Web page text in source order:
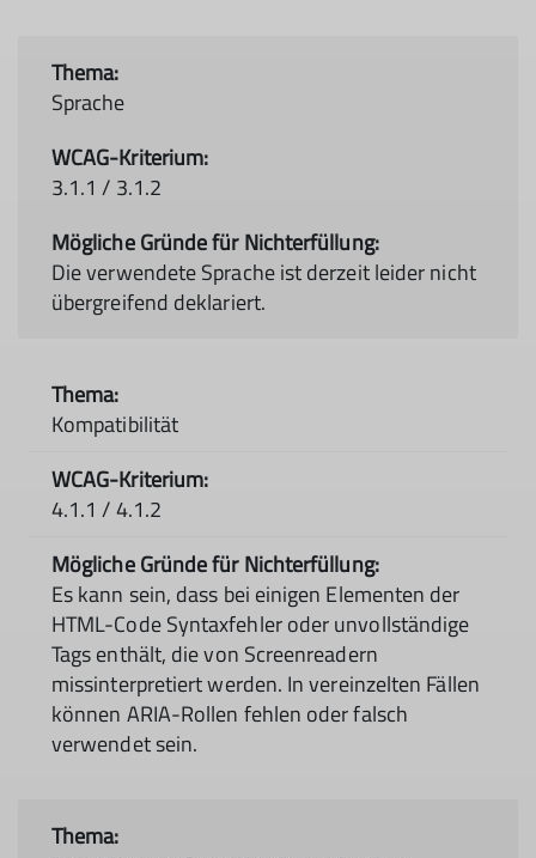
Sprache
3.1.1 / 3.1.2
Die verwendete Sprache ist derzeit leider nicht
übergreifend deklariert.
Kompatibilität
4.1.1 / 4.1.2
Es kann sein, dass bei einigen Elementen der
HTML-Code Syntaxfehler oder unvollständige
Tags enthält, die von Screenreadern
missinterpretiert werden. In vereinzelten Fällen
können ARIA-Rollen fehlen oder falsch
verwendet sein.